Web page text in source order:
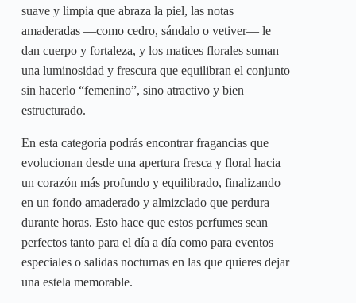
suave y limpia que abraza la piel, las notas
amaderadas —como cedro, sándalo o vetiver— le
dan cuerpo y fortaleza, y los matices florales suman
una luminosidad y frescura que equilibran el conjunto
sin hacerlo “femenino”, sino atractivo y bien
estructurado.
En esta categoría podrás encontrar fragancias que
evolucionan desde una apertura fresca y floral hacia
un corazón más profundo y equilibrado, finalizando
en un fondo amaderado y almizclado que perdura
durante horas. Esto hace que estos perfumes sean
perfectos tanto para el día a día como para eventos
especiales o salidas nocturnas en las que quieres dejar
una estela memorable.